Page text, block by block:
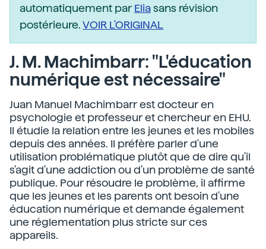
automatiquement parEliasans révision
postérieure.VOIR L'ORIGINAL
J. M. Machimbarr: "L'éducation
numérique est nécessaire"
Juan Manuel Machimbarr est docteur en
psychologie et professeur et chercheur en EHU.
Il étudie la relation entre les jeunes et les mobiles
depuis des années. Il préfère parler d'une
utilisation problématique plutôt que de dire qu'il
s'agit d'une addiction ou d'un problème de santé
publique. Pour résoudre le problème, il affirme
que les jeunes et les parents ont besoin d'une
éducation numérique et demande également
une réglementation plus stricte sur ces
appareils.